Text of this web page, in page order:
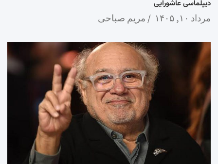
دیپلماسی عاشورایی
مرداد ۱۰, ۱۴۰۵ مریم صباحی